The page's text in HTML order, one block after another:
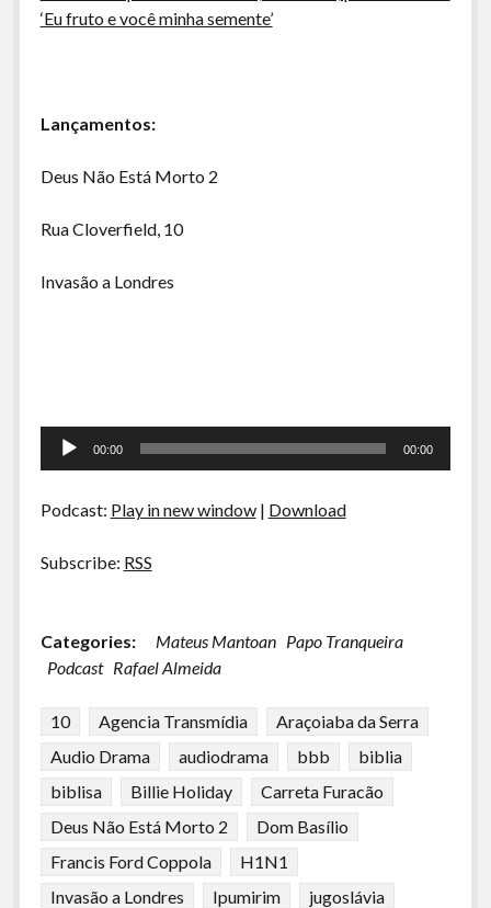
‘Eu fruto e você minha semente’
Lançamentos:
Deus Não Está Morto 2
Rua Cloverfield, 10
Invasão a Londres
Tocador
00:00 00:00
Podcast: Play in new window| Download
Subscribe: RSS
Categories: Mateus Mantoan Papo Tranqueira
Podcast Rafael Almeida
10 Agencia Transmídia
Araçoiaba da Serra
Audio Drama
audiodrama bbb
biblia
biblisa
Billie Holiday
Carreta Furacão
Deus Não Está Morto 2
Dom Basílio
Francis Ford Coppola
H1N1
Invasão a Londres
Ipumirim
jugoslávia